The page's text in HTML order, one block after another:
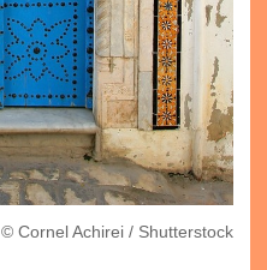
© Cornel Achirei / Shutterstock